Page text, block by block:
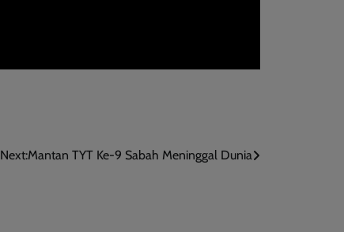
Next:Mantan TYT Ke-9 Sabah Meninggal Dunia